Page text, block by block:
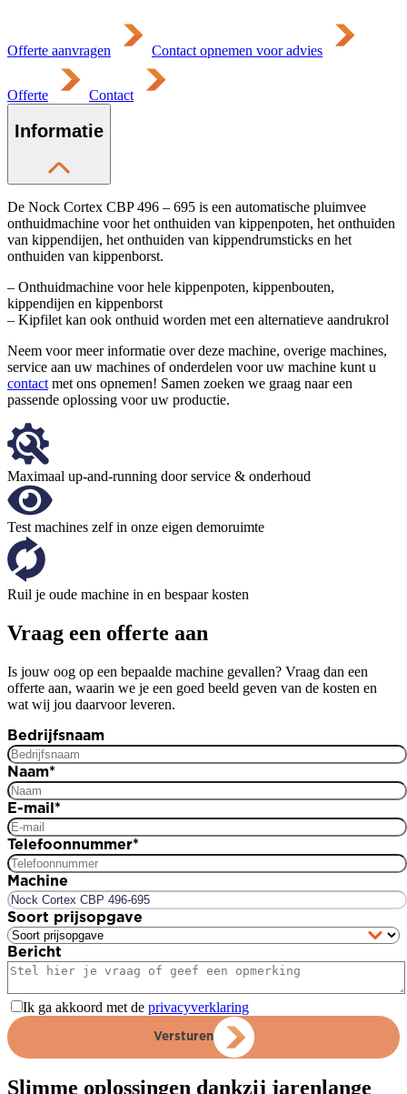
Offerte aanvragen Contact opnemen voor advies
Offerte Contact
Informatie
De Nock Cortex CBP 496 – 695 is een automatische pluimvee
onthuidmachine voor het onthuiden van kippenpoten, het onthuiden
van kippendijen, het onthuiden van kippendrumsticks en het
onthuiden van kippenborst.
– Onthuidmachine voor hele kippenpoten, kippenbouten,
kippendijen en kippenborst
– Kipfilet kan ook onthuid worden met een alternatieve aandrukrol
Neem voor meer informatie over deze machine, overige machines,
service aan uw machines of onderdelen voor uw machine kunt u
contact met ons opnemen! Samen zoeken we graag naar een
passende oplossing voor uw productie.
Maximaal up-and-running door service & onderhoud
Test machines zelf in onze eigen demoruimte
Ruil je oude machine in en bespaar kosten
Vraag een offerte aan
Is jouw oog op een bepaalde machine gevallen? Vraag dan een
offerte aan, waarin we je een goed beeld geven van de kosten en
wat wij jou daarvoor leveren.
Bedrijfsnaam
Naam*
E-mail*
Telefoonnummer*
Machine
Soort prijsopgave
Bericht
Ik ga akkoord met de privacyverklaring
Versturen
Slimme oplossingen dankzij jarenlange